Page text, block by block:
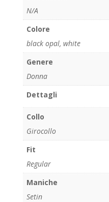
N/A
Colore
black opal, white
Genere
Donna
Dettagli
Collo
Girocollo
Fit
Regular
Maniche
Setin